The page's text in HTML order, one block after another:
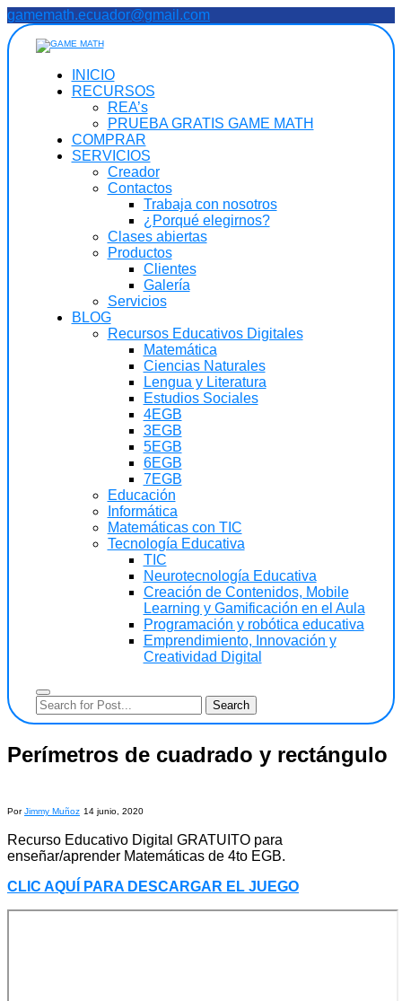
Saltar
al
contenido
gamemath.ecuador@gmail.com
INICIO
RECURSOS
REA’s
PRUEBA GRATIS GAME MATH
COMPRAR
SERVICIOS
Creador
Contactos
Trabaja con nosotros
¿Porqué elegirnos?
Clases abiertas
Productos
Clientes
Galería
Servicios
BLOG
Recursos Educativos Digitales
Matemática
Ciencias Naturales
Lengua y Literatura
Estudios Sociales
4EGB
3EGB
5EGB
6EGB
7EGB
Educación
Informática
Matemáticas con TIC
Tecnología Educativa
TIC
Neurotecnología Educativa
Creación de Contenidos, Mobile
Learning y Gamificación en el Aula
Programación y robótica educativa
Emprendimiento, Innovación y
Creatividad Digital
Perímetros de cuadrado y rectángulo
PorJimmy Muñoz 14 junio, 2020
Recurso Educativo Digital GRATUITO para
enseñar/aprender Matemáticas de 4to EGB.
CLIC AQUÍ PARA DESCARGAR EL JUEGO